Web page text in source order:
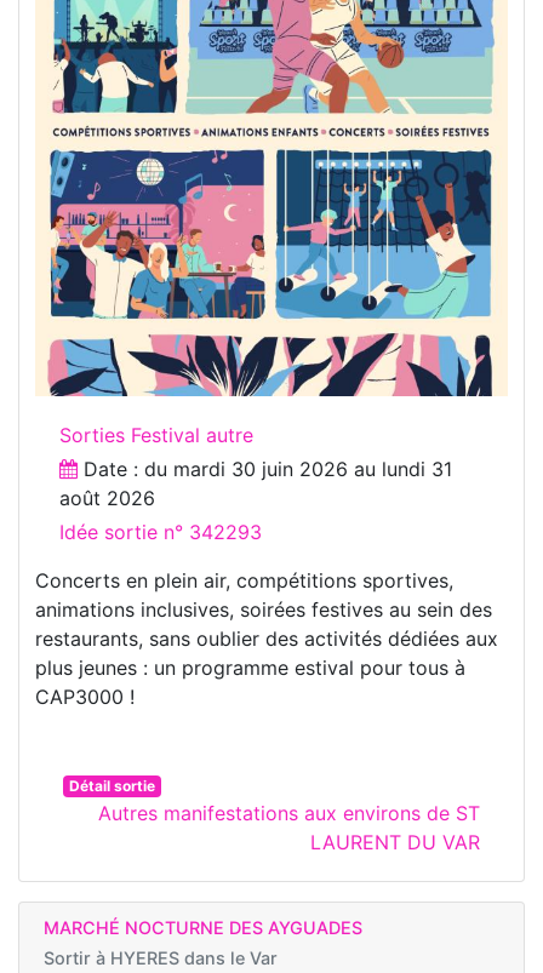
Sorties Festival autre
Date : du mardi 30 juin 2026 au lundi 31
août 2026
Idée sortie n° 342293
Concerts en plein air, compétitions sportives,
animations inclusives, soirées festives au sein des
restaurants, sans oublier des activités dédiées aux
plus jeunes : un programme estival pour tous à
CAP3000 !
Détail sortie
Autres manifestations aux environs de ST
LAURENT DU VAR
MARCHÉ NOCTURNE DES AYGUADES
Sortir à HYERES dans le Var